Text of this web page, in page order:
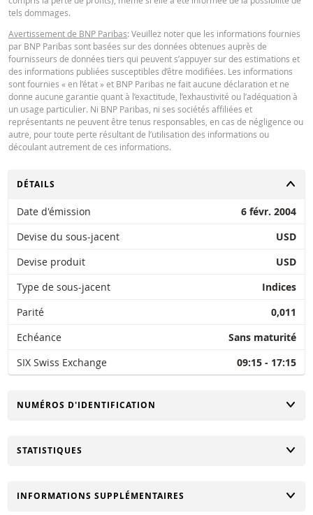
tels dommages.
Avertissement de BNP Paribas: Veuillez noter que les informations fournies
par BNP Paribas sont basées sur des données obtenues auprès de
fournisseurs de données tiers qui peuvent s’appuyer sur des estimations et
des informations publiées susceptibles d’être modifiées. Les informations
sont fournies « en l’état » et BNP Paribas ne fait aucune déclaration et ne
donne aucune garantie quant à l’exactitude, l’exhaustivité ou l’adéquation à
un usage particulier. Ni BNP Paribas, ni ses sociétés affiliées et
représentants ne peuvent être tenus responsables, en cas de négligence ou
autre, pour toute perte résultant de l’utilisation des informations ou
découlant autrement de ces informations.
CHANGER
DÉTAILS
Date d'émission
6 févr. 2004
Devise du sous-jacent
USD
Devise produit
USD
Type de sous-jacent
Indices
Parité
0,011
Echéance
Sans maturité
SIX Swiss Exchange
09:15 - 17:15
CHANGER
NUMÉROS D'IDENTIFICATION
CHANGER
STATISTIQUES
CHANGER
INFORMATIONS SUPPLÉMENTAIRES